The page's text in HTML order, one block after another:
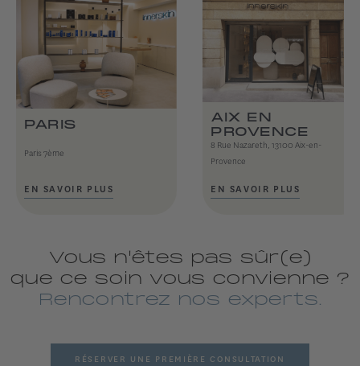
PARIS
Paris 7ème
EN SAVOIR PLUS
AIX EN
PROVENCE
8 Rue Nazareth, 13100 Aix-en-
Provence
EN SAVOIR PLUS
Vous n'êtes pas sûr(e)
que ce soin vous convienne ?
Rencontrez nos experts.
RÉSERVER UNE PREMIÈRE CONSULTATION